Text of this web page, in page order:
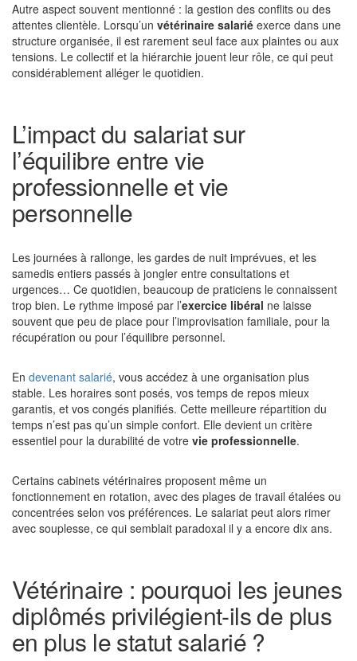
Autre aspect souvent mentionné : la gestion des conflits ou des
attentes clientèle. Lorsqu’un vétérinaire salarié exerce dans une
structure organisée, il est rarement seul face aux plaintes ou aux
tensions. Le collectif et la hiérarchie jouent leur rôle, ce qui peut
considérablement alléger le quotidien.
L’impact du salariat sur
l’équilibre entre vie
professionnelle et vie
personnelle
Les journées à rallonge, les gardes de nuit imprévues, et les
samedis entiers passés à jongler entre consultations et
urgences… Ce quotidien, beaucoup de praticiens le connaissent
trop bien. Le rythme imposé par l’exercice libéral ne laisse
souvent que peu de place pour l’improvisation familiale, pour la
récupération ou pour l’équilibre personnel.
En devenant salarié, vous accédez à une organisation plus
stable. Les horaires sont posés, vos temps de repos mieux
garantis, et vos congés planifiés. Cette meilleure répartition du
temps n’est pas qu’un simple confort. Elle devient un critère
essentiel pour la durabilité de votre vie professionnelle.
Certains cabinets vétérinaires proposent même un
fonctionnement en rotation, avec des plages de travail étalées ou
concentrées selon vos préférences. Le salariat peut alors rimer
avec souplesse, ce qui semblait paradoxal il y a encore dix ans.
Vétérinaire : pourquoi les jeunes
diplômés privilégient-ils de plus
en plus le statut salarié ?